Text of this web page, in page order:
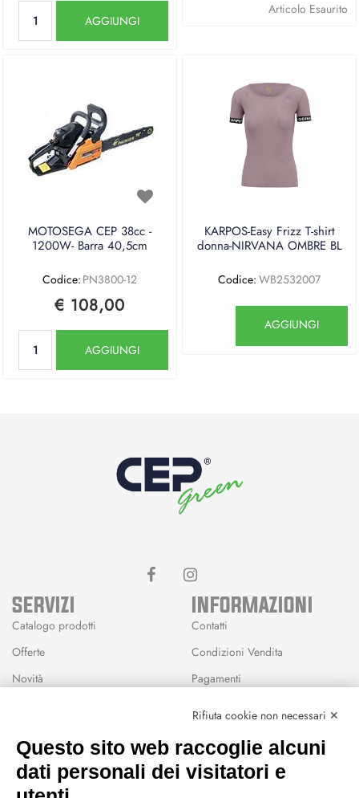
AGGIUNGI
Articolo Esaurito
MOTOSEGA CEP 38cc -
1200W- Barra 40,5cm
Codice: PN3800-12
€ 108,00
AGGIUNGI
KARPOS-Easy Frizz T-shirt
donna-NIRVANA OMBRE BL
Codice: WB2532007
AGGIUNGI
SERVIZI
Catalogo prodotti
Offerte
Novità
Wishlist
INFORMAZIONI
Contatti
Condizioni Vendita
Pagamenti
CEP GREEN
Rifiuta cookie non necessari ✕
Questo sito web raccoglie alcuni
dati personali dei visitatori e